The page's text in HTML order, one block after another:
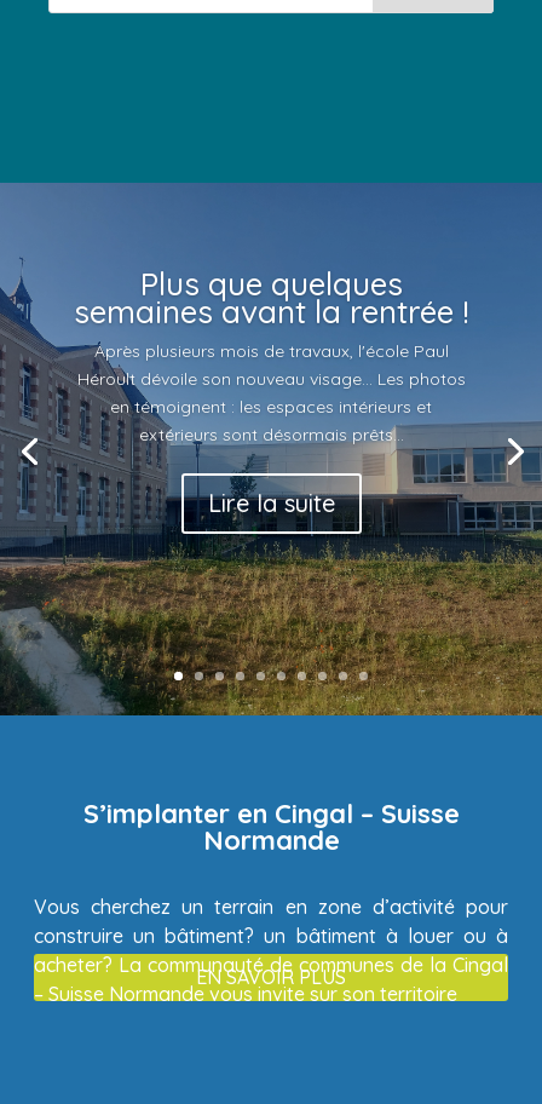
Plus que quelques
semaines avant la rentrée !
Après plusieurs mois de travaux, l'école Paul
Héroult dévoile son nouveau visage... Les photos
en témoignent : les espaces intérieurs et
extérieurs sont désormais prêts...
Lire la suite
S’implanter en Cingal – Suisse
Normande
Vous cherchez un terrain en zone d’activité pour
construire un bâtiment? un bâtiment à louer ou à
acheter? La communauté de communes de la Cingal
– Suisse Normande vous invite sur son territoire
EN SAVOIR PLUS